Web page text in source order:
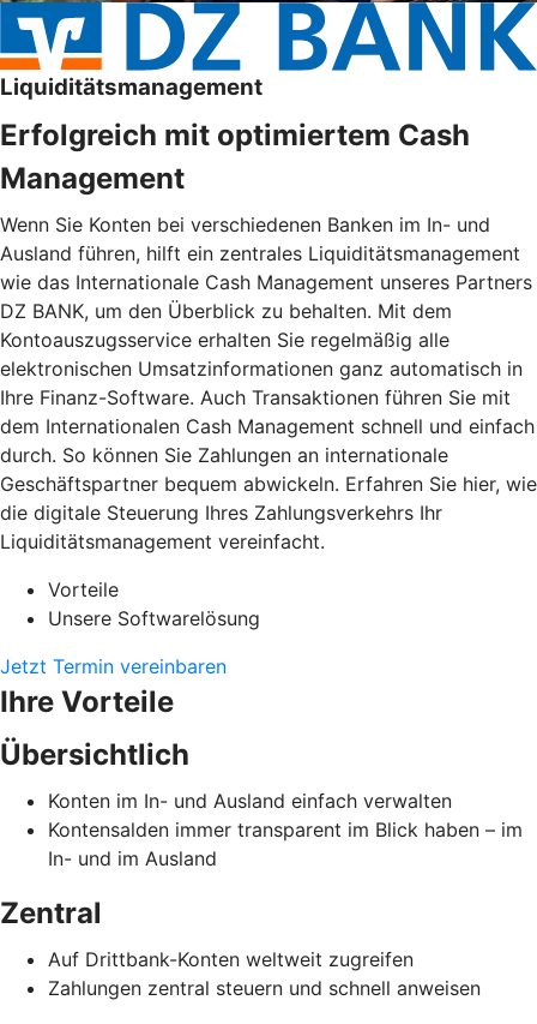
Liquiditätsmanagement
Erfolgreich mit optimiertem Cash
Management
Wenn Sie Konten bei verschiedenen Banken im In- und
Ausland führen, hilft ein zentrales Liquiditätsmanagement
wie das Internationale Cash Management unseres Partners
DZ BANK, um den Überblick zu behalten. Mit dem
Kontoauszugsservice erhalten Sie regelmäßig alle
elektronischen Umsatzinformationen ganz automatisch in
Ihre Finanz-Software. Auch Transaktionen führen Sie mit
dem Internationalen Cash Management schnell und einfach
durch. So können Sie Zahlungen an internationale
Geschäftspartner bequem abwickeln. Erfahren Sie hier, wie
die digitale Steuerung Ihres Zahlungsverkehrs Ihr
Liquiditätsmanagement vereinfacht.
Vorteile
Unsere Softwarelösung
Jetzt Termin vereinbaren
Ihre Vorteile
Übersichtlich
Konten im In- und Ausland einfach verwalten
Kontensalden immer transparent im Blick haben – im
In- und im Ausland
Zentral
Auf Drittbank-Konten weltweit zugreifen
Zahlungen zentral steuern und schnell anweisen